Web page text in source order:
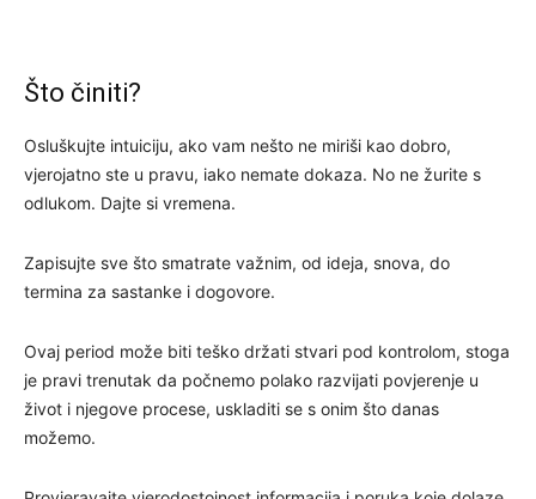
Što činiti?
Osluškujte intuiciju, ako vam nešto ne miriši kao dobro,
vjerojatno ste u pravu, iako nemate dokaza. No ne žurite s
odlukom. Dajte si vremena.
Zapisujte sve što smatrate važnim, od ideja, snova, do
termina za sastanke i dogovore.
Ovaj period može biti teško držati stvari pod kontrolom, stoga
je pravi trenutak da počnemo polako razvijati povjerenje u
život i njegove procese, uskladiti se s onim što danas
možemo.